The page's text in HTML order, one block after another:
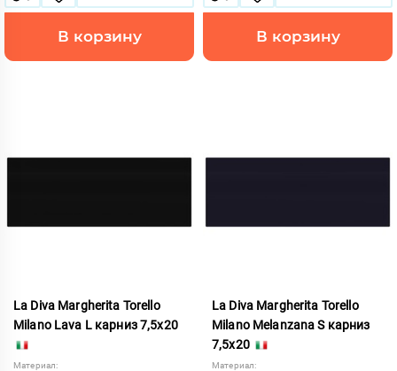
В корзину В корзину
La Diva Margherita Torello
Milano Lava L карниз 7,5x20
Материал:
La Diva Margherita Torello
Milano Melanzana S карниз
7,5x20
Материал: